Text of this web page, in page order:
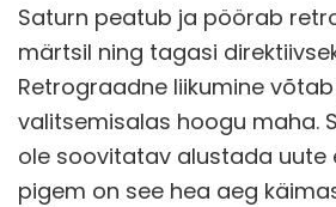
Saturn peatub ja pöörab
märtsil ning tagasi
Retrograadne liikumine
valitsemisalas hoogu maha.
ole soovitatav alustada
pigem on see hea aeg